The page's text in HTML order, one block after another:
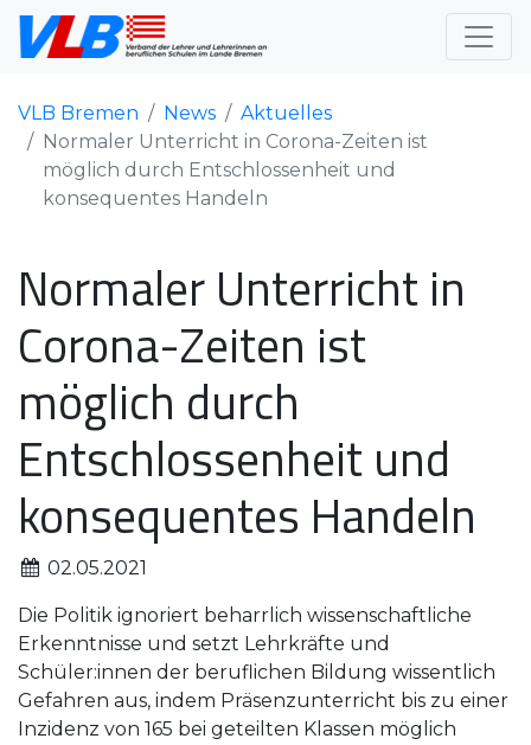
VLB Bremen News
Aktuelles
Normaler Unterricht in Corona-Zeiten ist
möglich durch Entschlossenheit und
konsequentes Handeln
Normaler Unterricht in
Corona-Zeiten ist
möglich durch
Entschlossenheit und
konsequentes Handeln
02.05.2021
Die Politik ignoriert beharrlich wissenschaftliche
Erkenntnisse und setzt Lehrkräfte und
Schüler:innen der beruflichen Bildung wissentlich
Gefahren aus, indem Präsenzunterricht bis zu einer
Inzidenz von 165 bei geteilten Klassen möglich